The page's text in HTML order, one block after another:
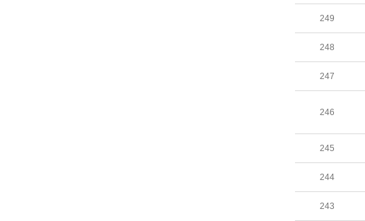
249
248
247
246
245
244
243